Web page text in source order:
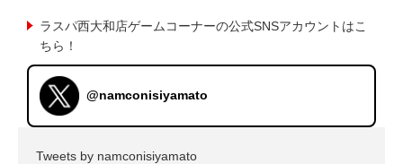
ラスパ西大和店ゲームコーナーの公式SNSアカウントはこ
ちら！
@namconisiyamato
Tweets by namconisiyamato